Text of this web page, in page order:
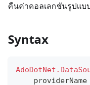
คืนค่าคอลเลกชันรูปแบ
Syntax
    providerName